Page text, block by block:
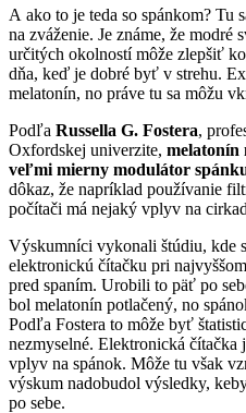
A ako to je teda so spánkom? Tu
na zváženie. Je známe, že modré
určitých okolností môže zlepšiť
dňa, keď je dobré byť v strehu.
melatonín, no práve tu sa môžu
Podľa Russella G. Fostera,
Oxfordskej univerzite, melatonín
veľmi mierny modulátor
dôkaz, že napríklad používanie
počítači má nejaký vplyv na
Výskumníci vykonali štúdiu, kde
elektronickú čítačku pri
pred spaním. Urobili to päť po
bol melatonín potlačený, no
Podľa Fostera to môže byť
nezmyselné. Elektronická čítačka
vplyv na spánok. Môže tu však
výskum nadobudol výsledky,
po sebe.